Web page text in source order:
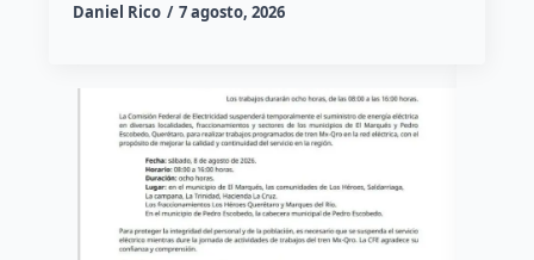
Daniel Rico 7 agosto, 2026